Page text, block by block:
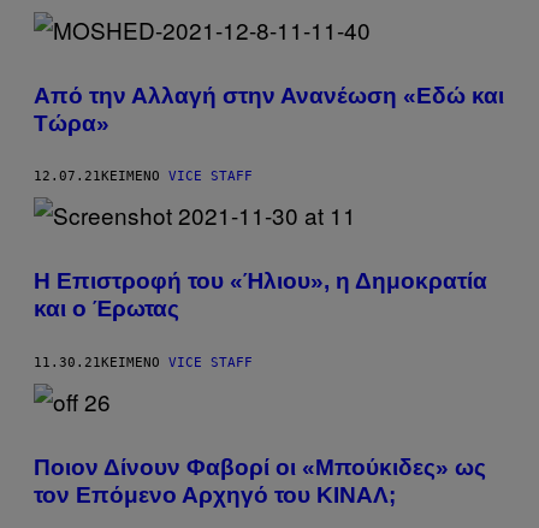
Από την Αλλαγή στην Ανανέωση «Εδώ και
Τώρα»
12.07.21 ΚΕΊΜΕΝΟ VICE STAFF
Η Επιστροφή του «Ήλιου», η Δημοκρατία
και ο Έρωτας
11.30.21ΚΕΊΜΕΝΟ VICE STAFF
Ποιον Δίνουν Φαβορί οι «Μπούκιδες» ως
τον Επόμενο Αρχηγό του ΚΙΝΑΛ;